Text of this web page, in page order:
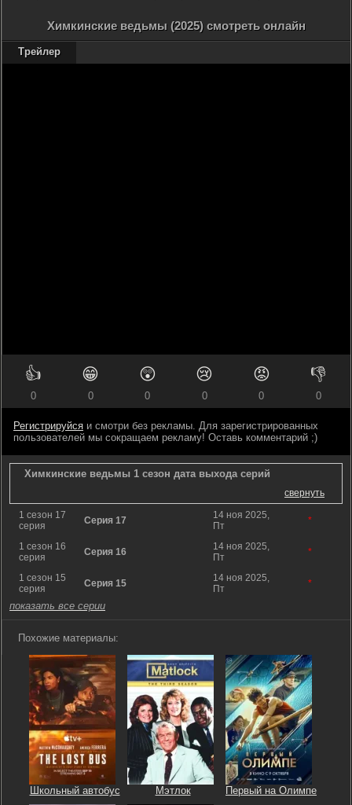
Химкинские ведьмы (2025) смотреть онлайн
Трейлер
👍
0
😁
0
😲
0
😢
0
😡
0
👎
0
Регистрируйся и смотри без рекламы. Для зарегистрированных
пользователей мы сокращаем рекламу! Оставь комментарий ;)
Химкинские ведьмы 1 сезон дата выхода серий
свернуть
1 сезон 17
серия
Серия 17
14 ноя 2025,
Пт
*
1 сезон 16
серия
Серия 16
14 ноя 2025,
Пт
*
1 сезон 15
серия
Серия 15
14 ноя 2025,
Пт
*
показать все серии
Похожие материалы:
Школьный автобус Мэтлок Первый на Олимпе